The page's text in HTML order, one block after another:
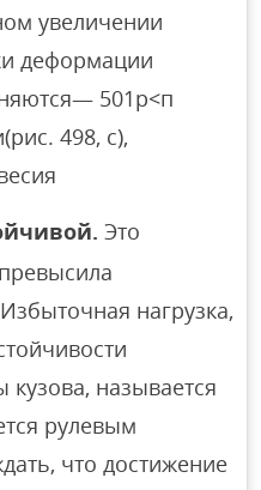
увеличении
деформации
501p<п
498, с),
Это
нагрузка,
называется
рулевым
что достижение